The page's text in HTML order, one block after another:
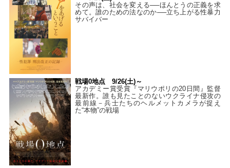
その声は、社会を変える──ほんとうの正義を求
めて。誰のための法なのか──立ち上がる性暴力
サバイバー
戦場0地点 9/26(土)～
アカデミー賞受賞『マリウポリの20日間』監督
最新作。誰も見たことのないウクライナ侵攻の
最前線－兵士たちのヘルメットカメラが捉え
た“本物”の戦場